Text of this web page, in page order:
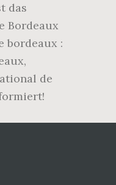
das
Bordeaux
bordeaux :
de